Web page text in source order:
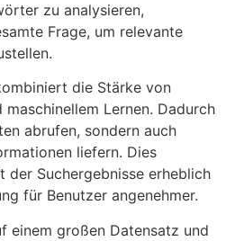
zu analysieren,
Frage, um relevante
die Stärke von
maschinellem Lernen. Dadurch
abrufen, sondern auch
liefern. Dies
der Suchergebnisse erheblich
für Benutzer angenehmer.
einem großen Datensatz und